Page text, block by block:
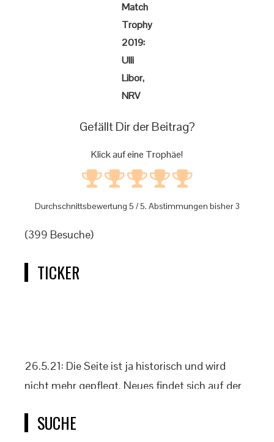
Match
Trophy
2019:
Ulli
Libor,
NRV
Gefällt Dir der Beitrag?
Klick auf eine Trophäe!
Durchschnittsbewertung 5 / 5. Abstimmungen bisher 3
(399 Besuche)
TICKER
26.5.21: Die Seite ist ja historisch und wird
nicht mehr gepflegt. Neues findet sich auf der
SUCHE